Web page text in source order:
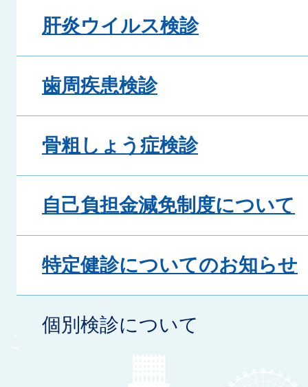
肝炎ウイルス検診
歯周疾患検診
骨粗しょう症検診
自己負担金減免制度について
特定健診についてのお知らせ
個別検診について